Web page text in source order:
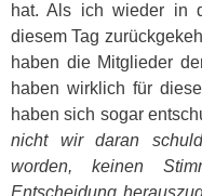
hat. Als ich wieder in
diesem Tag
haben die Mitglieder
haben wirklich für
haben sich sogar
nicht wir daran
worden, keinen
Entscheidung